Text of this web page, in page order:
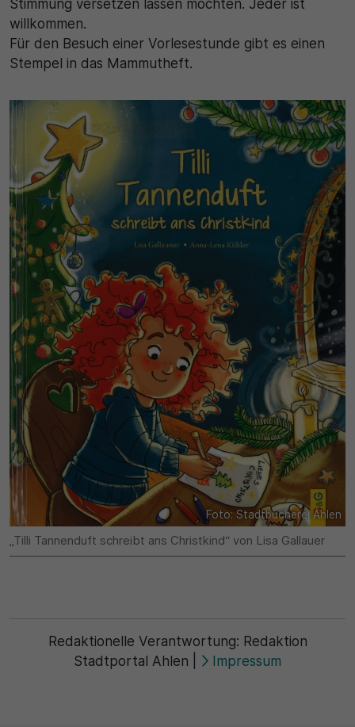
Stimmung versetzen lassen möchten. Jeder ist
willkommen.
Für den Besuch einer Vorlesestunde gibt es einen
Stempel in das Mammutheft.
Foto: Stadtbücherei Ahlen
„Tilli Tannenduft schreibt ans Christkind“ von Lisa Gallauer
Redaktionelle Verantwortung: Redaktion
Stadtportal Ahlen
Impressum